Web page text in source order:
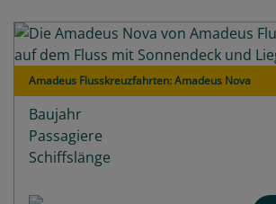
Amadeus Flusskreuzfahrten: Amadeus Nova
Baujahr
Passagiere
Schiffslänge